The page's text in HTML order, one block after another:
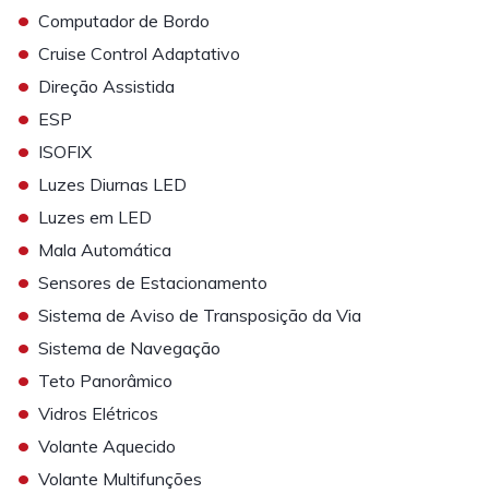
• Computador de Bordo
• Cruise Control Adaptativo
• Direção Assistida
• ESP
• ISOFIX
• Luzes Diurnas LED
• Luzes em LED
• Mala Automática
• Sensores de Estacionamento
• Sistema de Aviso de Transposição da Via
• Sistema de Navegação
• Teto Panorâmico
• Vidros Elétricos
• Volante Aquecido
• Volante Multifunções